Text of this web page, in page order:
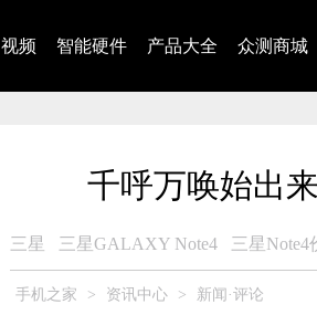
视频 智能硬件 产品大全 众测商城
千呼万唤始出
三星 三星GALAXY Note4 三星Note4
手机之家 > 资讯中心 > 新闻·评论